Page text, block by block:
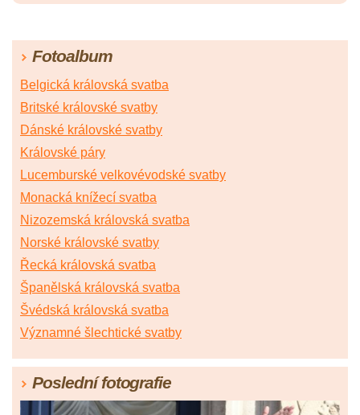
Fotoalbum
Belgická královská svatba
Britské královské svatby
Dánské královské svatby
Královské páry
Lucemburské velkovévodské svatby
Monacká knížecí svatba
Nizozemská královská svatba
Norské královské svatby
Řecká královská svatba
Španělská královská svatba
Švédská královská svatba
Významné šlechtické svatby
Poslední fotografie